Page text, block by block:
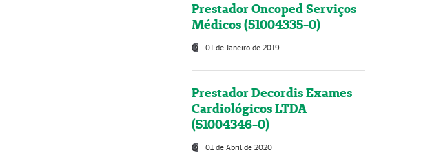
Prestador Oncoped Serviços
Médicos (51004335-0)
01 de Janeiro de 2019
Prestador Decordis Exames
Cardiológicos LTDA
(51004346-0)
01 de Abril de 2020